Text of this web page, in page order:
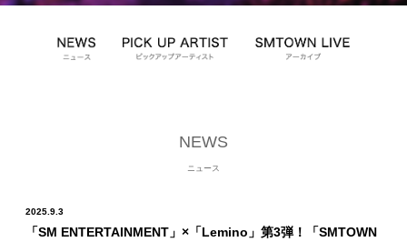
NEWS
ニュース
2025.9.3
「SM ENTERTAINMENT」×「Lemino」第3弾！「SMTOWN